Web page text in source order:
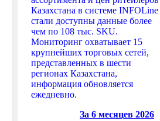
Казахстана в системе INFOLine
стали доступны данные более
чем по 108 тыс. SKU.
Мониторинг охватывает 15
крупнейших торговых сетей,
представленных в шести
регионах Казахстана,
информация обновляется
ежедневно.
За 6 месяцев 2026